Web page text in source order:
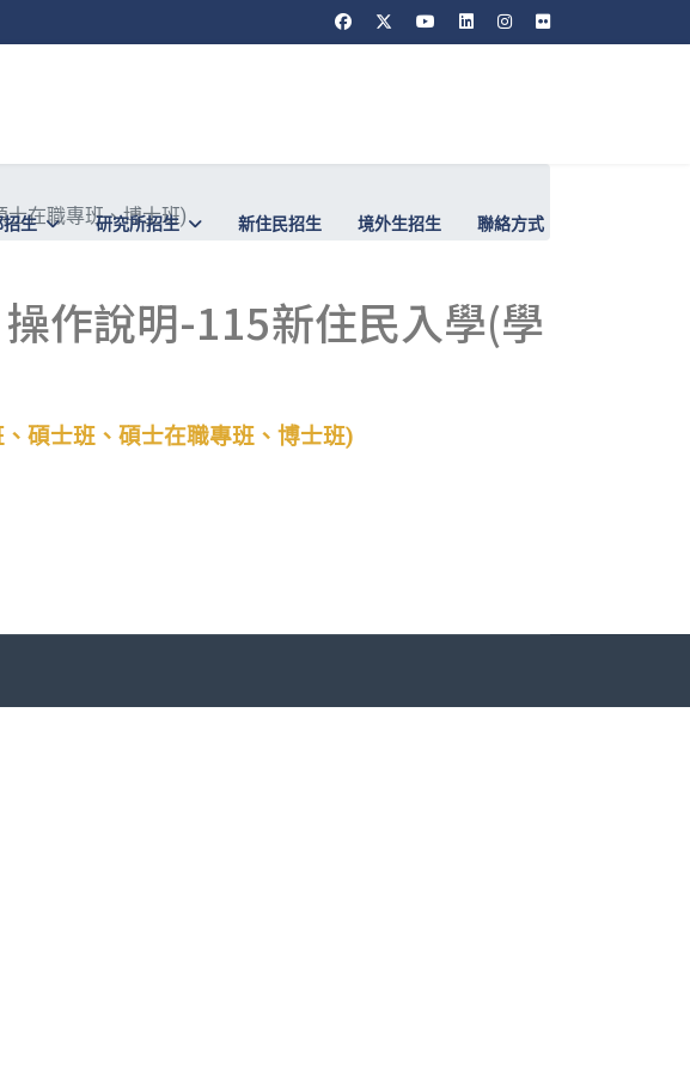
招生 研究所招生 新住民招生 境外生招生 聯絡方式
在職專班、博士班)
作說明-115新住民入學(學
碩士班、碩士在職專班、博士班)